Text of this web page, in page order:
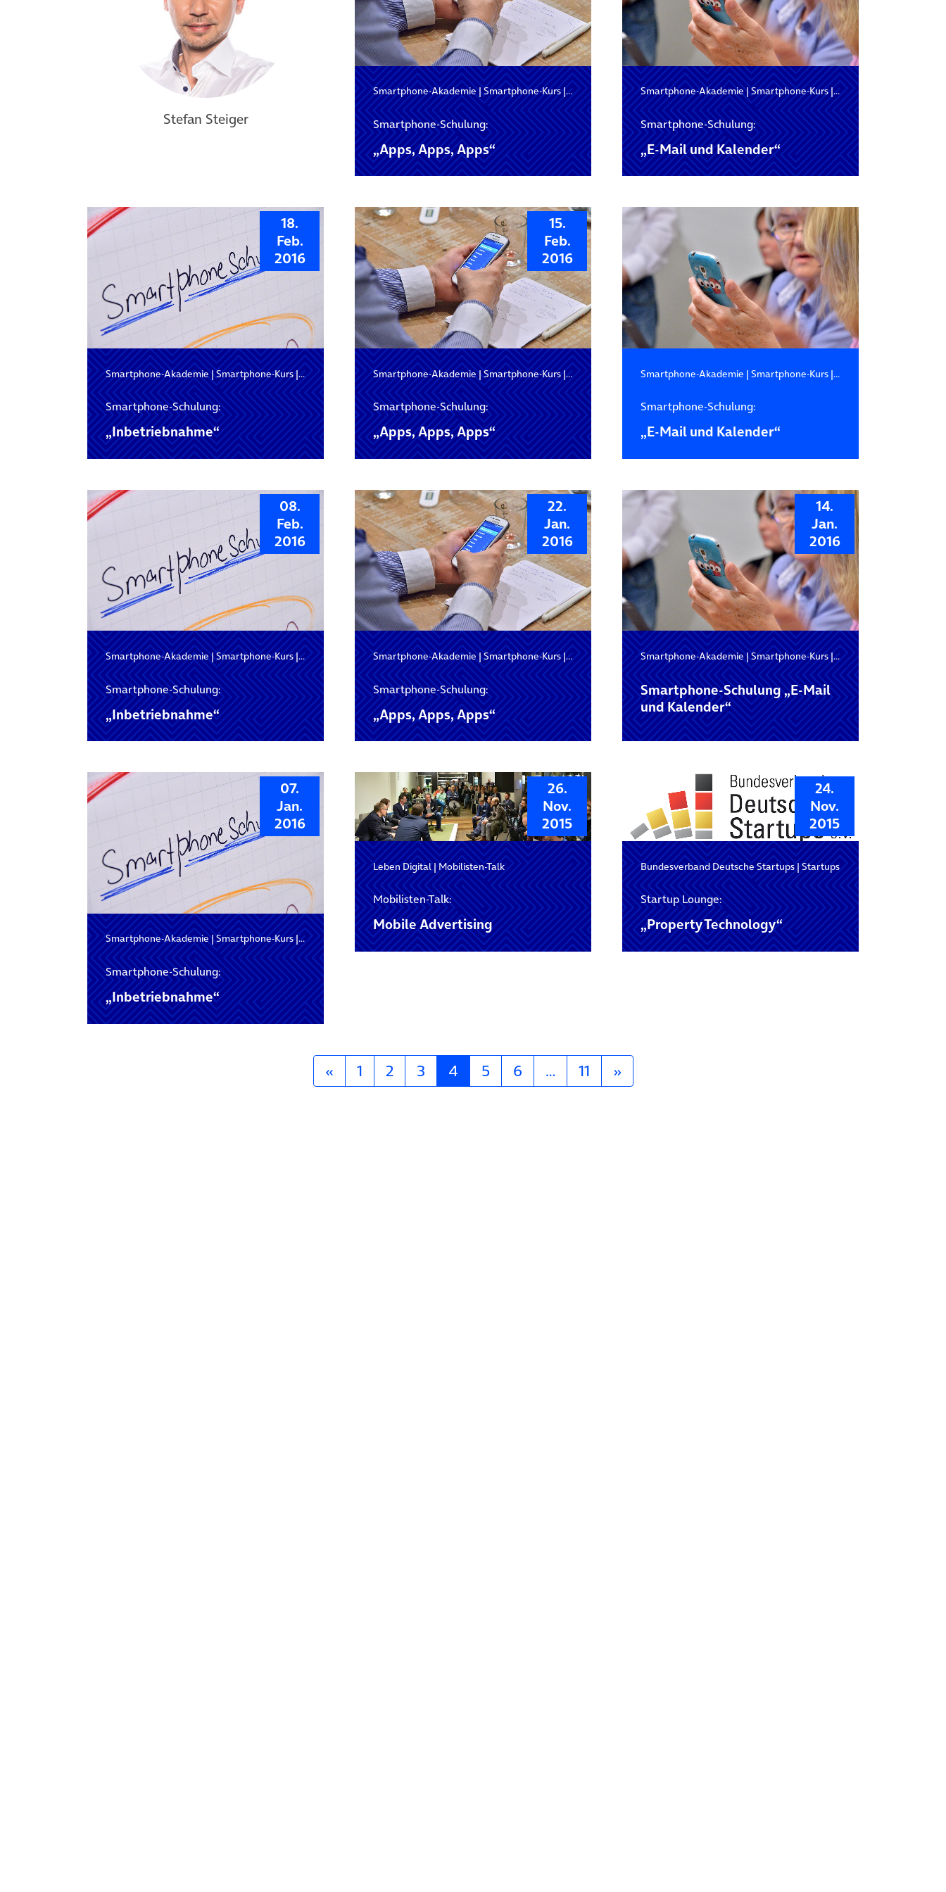
Stefan Steiger
Smartphone-Akademie|Smartphone-Kurs|Smartphone-Schulung
Smartphone-Schulung:
„Apps, Apps, Apps“
Smartphone-Akademie|Smartphone-Kurs|Smartphone-Schulung
Smartphone-Schulung:
„E-Mail und Kalender“
18.
Feb.
2016
Smartphone-Akademie|Smartphone-Kurs|Smartphone-Schulung
Smartphone-Schulung:
„Inbetriebnahme“
15.
Feb.
2016
Smartphone-Akademie|Smartphone-Kurs|Smartphone-Schulung
Smartphone-Schulung:
„Apps, Apps, Apps“
Smartphone-Akademie | Smartphone-Kurs|Smartphone-Schulung
Smartphone-Schulung:
„E-Mail und Kalender“
08.
Feb.
2016
Smartphone-Akademie|Smartphone-Kurs|Smartphone-Schulung
Smartphone-Schulung:
„Inbetriebnahme“
22.
Jan.
2016
Smartphone-Akademie|Smartphone-Kurs|Smartphone-Schulung
Smartphone-Schulung:
„Apps, Apps, Apps“
14.
Jan.
2016
Smartphone-Akademie|Smartphone-Kurs|Smartphone-Schulung
Smartphone-Schulung „E-Mail
und Kalender“
07.
Jan.
2016
Smartphone-Akademie|Smartphone-Kurs|Smartphone-Schulung
Smartphone-Schulung:
„Inbetriebnahme“
26.
Nov.
2015
Leben Digital|Mobilisten-Talk
Mobilisten-Talk:
Mobile Advertising
24.
Nov.
2015
Bundesverband Deutsche Startups|Startups
Startup Lounge:
„Property Technology“
« 1 2 3 4 5 6 … 11 »